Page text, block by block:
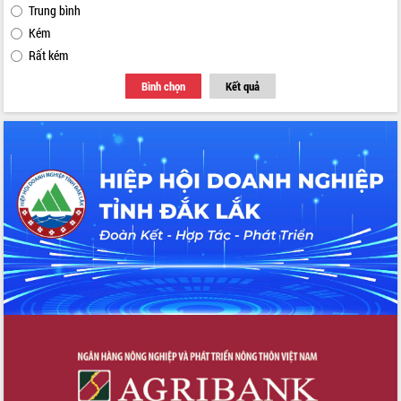
Trung bình
Kém
Rất kém
Bình chọn Kết quả